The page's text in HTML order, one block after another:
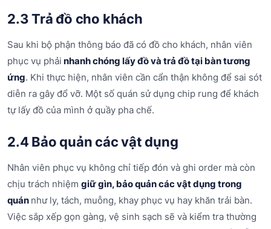
2.3 Trả đồ cho khách
Sau khi bộ phận thông báo đã có đồ cho khách, nhân viên
phục vụ phải nhanh chóng lấy đồ và trả đồ tại bàn tương
ứng. Khi thực hiện, nhân viên cần cẩn thận không để sai sót
diễn ra gây đổ vỡ. Một số quán sử dụng chip rung để khách
tự lấy đồ của mình ở quầy pha chế.
2.4 Bảo quản các vật dụng
Nhân viên phục vụ không chỉ tiếp đón và ghi order mà còn
chịu trách nhiệm giữ gìn, bảo quản các vật dụng trong
quán như ly, tách, muỗng, khay phục vụ hay khăn trải bàn.
Việc sắp xếp gọn gàng, vệ sinh sạch sẽ và kiểm tra thường